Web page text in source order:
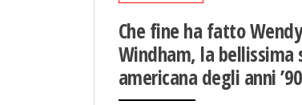
Che fine ha fatto Wendy
Windham, la bellissima
americana degli anni ’90